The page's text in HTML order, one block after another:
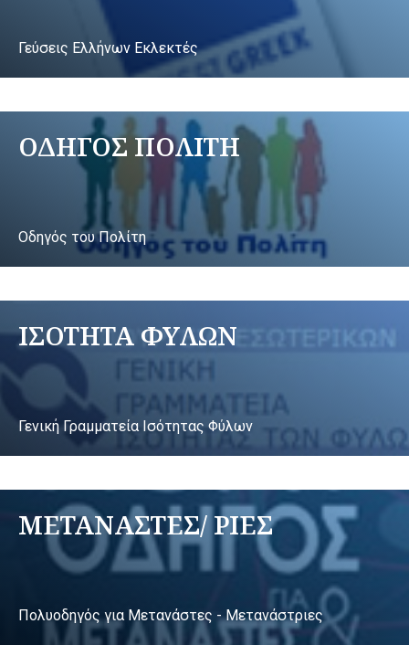
Γεύσεις Ελλήνων Εκλεκτές
ΟΔΗΓΟΣ ΠΟΛΙΤΗ
Οδηγός του Πολίτη
ΙΣΟΤΗΤΑ ΦΥΛΩΝ
Γενική Γραμματεία Ισότητας Φύλων
ΜΕΤΑΝΑΣΤΕΣ/ ΡΙΕΣ
Πολυοδηγός για Μετανάστες - Μετανάστριες